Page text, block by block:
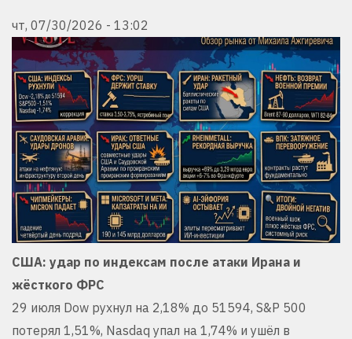
чт, 07/30/2026 - 13:02
США: удар по индексам после атаки Ирана и
жёсткого ФРС
29 июля Dow рухнул на 2,18% до 51594, S&P 500
потерял 1,51%, Nasdaq упал на 1,74% и ушёл в